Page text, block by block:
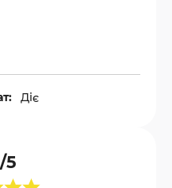
Діє
5